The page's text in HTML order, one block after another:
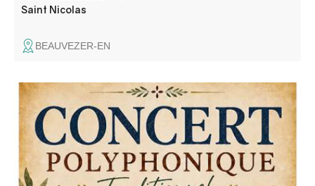
Saint Nicolas
BEAUVEZER-EN
Concert de "A Cantari", un groupe de chant traditionnel
polyphonique a capella riche d'un répertoire de chants
sacrés et profanes.